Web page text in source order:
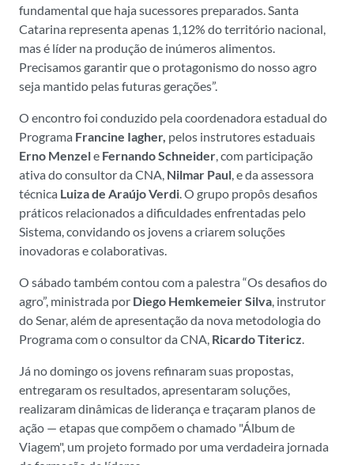
fundamental que haja sucessores preparados. Santa
Catarina representa apenas 1,12% do território nacional,
mas é líder na produção de inúmeros alimentos.
Precisamos garantir que o protagonismo do nosso agro
seja mantido pelas futuras gerações”.
O encontro foi conduzido pela coordenadora estadual do
Programa Francine Iagher, pelos instrutores estaduais
Erno Menzele Fernando Schneider, com participação
ativa do consultor da CNA, Nilmar Paul, e da assessora
técnica Luiza de Araújo Verdi. O grupo propôs desafios
práticos relacionados a dificuldades enfrentadas pelo
Sistema, convidando os jovens a criarem soluções
inovadoras e colaborativas.
O sábado também contou com a palestra “Os desafios do
agro”, ministrada por Diego Hemkemeier Silva, instrutor
do Senar, além de apresentação da nova metodologia do
Programa com o consultor da CNA, Ricardo Titericz.
Já no domingo os jovens refinaram suas propostas,
entregaram os resultados, apresentaram soluções,
realizaram dinâmicas de liderança e traçaram planos de
ação — etapas que compõem o chamado "Álbum de
Viagem", um projeto formado por uma verdadeira jornada